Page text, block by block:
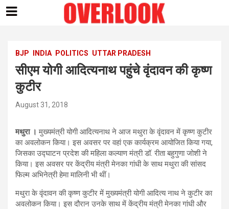
content
BJP INDIA POLITICS UTTAR PRADESH
सीएम योगी आदित्यनाथ पहुंचे वृंदावन की कृष्ण
कुटीर
August 31, 2018
मथुरा ।मुख्यमंत्री योगी आदित्यनाथ ने आज मथुरा के वृंदावन में कृष्ण कुटीर
का अवलोकन किया। इस अवसर पर वहां एक कार्यक्रम आयोजित किया गया,
जिसका उद्घाटन प्रदेश की महिला कल्याण मंत्री डॉ. रीता बहुगुणा जोशी ने
किया। इस अवसर पर केंद्रीय मंत्री मेनका गांधी के साथ मथुरा की सांसद
फिल्म अभिनेत्री हेमा मालिनी भी थीं।
मथुरा के वृंदावन की कृष्ण कुटीर में मुख्यमंत्री योगी आदित्य नाथ ने कुटीर का
अवलोकन किया। इस दौरान उनके साथ में केंद्रीय मंत्री मेनका गांधी और